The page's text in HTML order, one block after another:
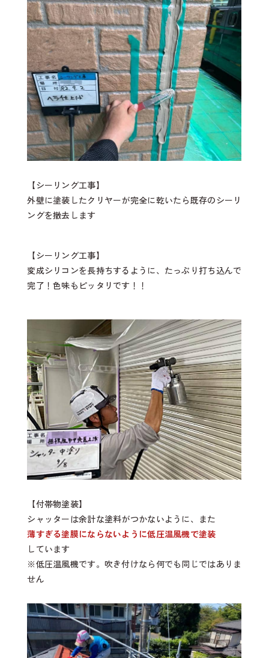
【シーリング工事】
外壁に塗装したクリヤーが完全に乾いたら既存のシーリ
ングを撤去します
【シーリング工事】
変成シリコンを長持ちするように、たっぷり打ち込んで
完了！色味もピッタリです！！
【付帯物塗装】
シャッターは余計な塗料がつかないように、また
薄すぎる塗膜にならないように低圧温風機で塗装
しています
※低圧温風機です。吹き付けなら何でも同じではありま
せん